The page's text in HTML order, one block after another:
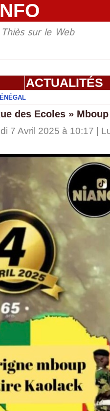
sur le Web
ACTUALITÉS
des Ecoles »
7 Avril 2025 à 10:17 |